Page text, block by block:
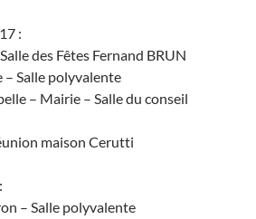
:
des Fêtes Fernand BRUN
– Salle polyvalente
– Mairie – Salle du conseil
maison Cerutti
– Salle polyvalente